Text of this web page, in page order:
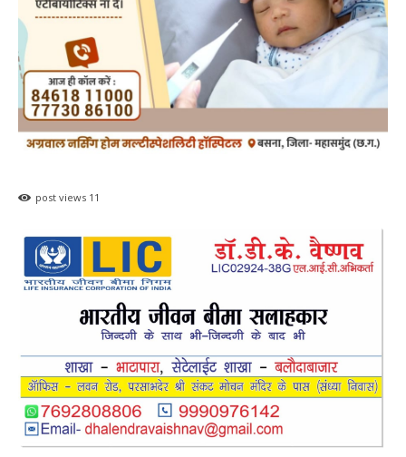
post views 11